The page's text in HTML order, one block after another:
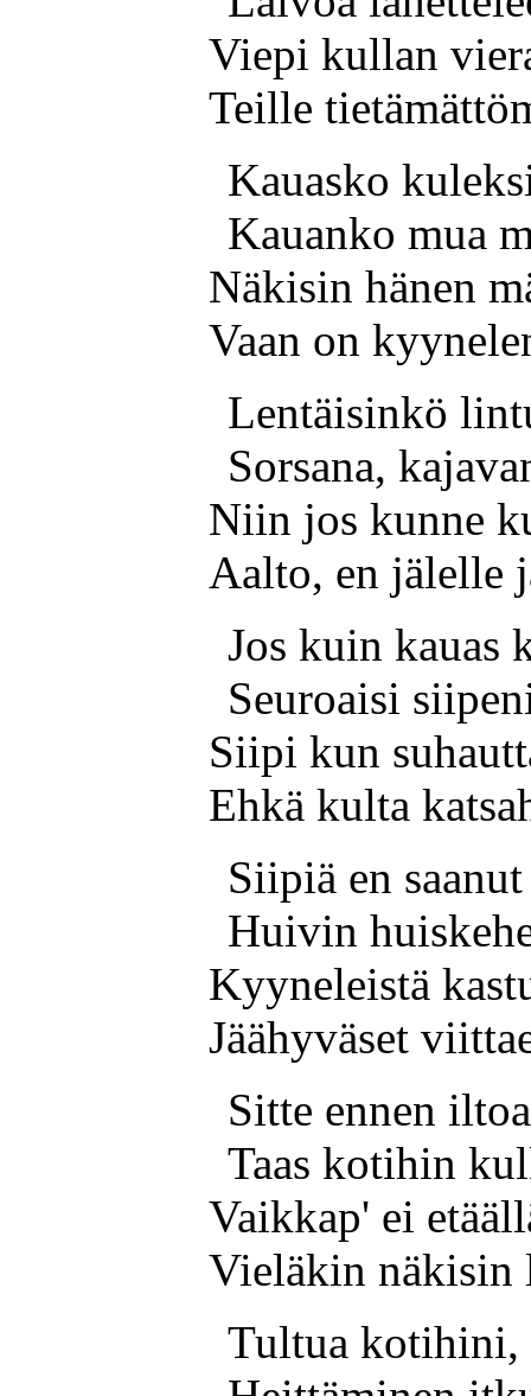
Viepi kullan
Teille
Kauasko
Kauanko mua
Näkisin hänen
Vaan on
Lentäisinkö
Sorsana,
Niin jos kunne
Aalto, en jälelle
Jos kuin kauas
Seuroaisi
Siipi kun
Ehkä kulta
Siipiä en
Huivin
Kyyneleistä
Jäähyväset
Sitte ennen iltoa
Taas kotihin
Vaikkap' ei
Vieläkin näkisin
Tultua kotihini,